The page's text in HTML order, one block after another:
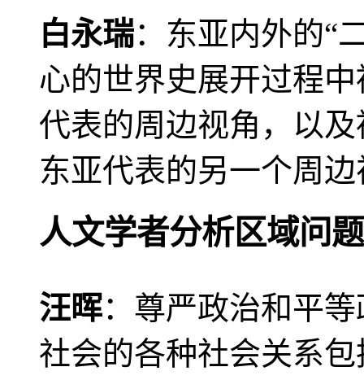
白永瑞：东亚内外的“
心的世界史展开过程
代表的周边视角，以
东亚代表的另一个周
人文学者分析区域问题
汪晖：尊严政治和平
社会的各种社会关系